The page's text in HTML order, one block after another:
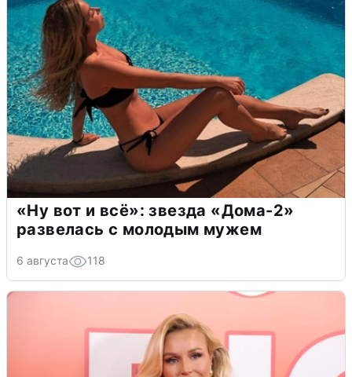
«Ну вот и всё»: звезда «Дома-2»
развелась с молодым мужем
6 августа 118